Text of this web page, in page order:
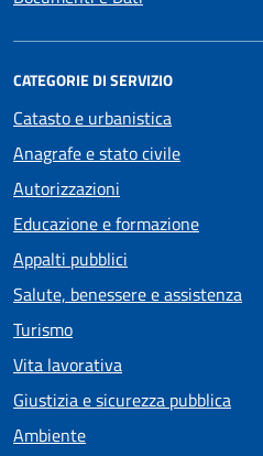
CATEGORIE DI SERVIZIO
Catasto e urbanistica
Anagrafe e stato civile
Autorizzazioni
Educazione e formazione
Appalti pubblici
Salute, benessere e assistenza
Turismo
Vita lavorativa
Giustizia e sicurezza pubblica
Ambiente